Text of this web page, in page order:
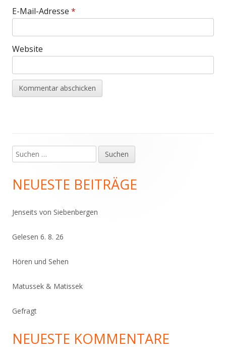
E-Mail-Adresse *
Website
Haupt-
Seitenleiste
Suchen
nach:
NEUESTE BEITRÄGE
Jenseits von Siebenbergen
Gelesen 6. 8. 26
Hören und Sehen
Matussek & Matissek
Gefragt
NEUESTE KOMMENTARE